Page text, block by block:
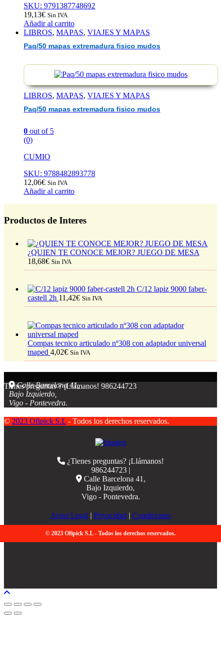
SKU: 9791387748692
19,13€ Sin IVA
Añadir al carrito
LIBROS, MAPAS, VIAJES Y MAPAS
Paq/50 mapas extremadura fisico mudos
LIBROS, MAPAS, VIAJES Y MAPAS
Paq/50 mapas extremadura fisico mudos
0 out of 5
(0)
CUMIO
SKU: 9788482893778
12,06€ Sin IVA
Añadir al carrito
Productos de Interes
¿QUIEN TE CONOCE MEJOR? JUEGO DE MESA
18,68€ Sin IVA
C/12 lapiz 9000 faber-
castell 2h 11,42€ Sin IVA
Compas tecnico articulado nº308 con adaptador universal
maped 4,02€ Sin IVA
Tienes preguntas ? ¡Llámanos! 986244723
Calle Barcelona 41,
Bajo Izquierdo,
Vigo - Pontevedra.
© 2023 Ofipick S.L - Todos los derechos reservados.
¿Tienes preguntas? ¡Llámanos!
986244723 |
Calle Barcelona 41,
Bajo Izquierdo,
Vigo - Pontevedra.
Aviso Legal | Privacidad | Condiciones
© 2023 Ofipick S.L - Todos los derechos reservados.